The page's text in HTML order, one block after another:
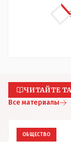
ЧИТАЙТЕ
Все материалы
ОБЩЕСТВО